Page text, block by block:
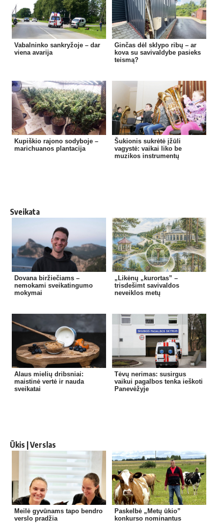
Vabalninko sankryžoje – dar
viena avarija
Ginčas dėl sklypo ribų – ar
kova su savivaldybe pasieks
teismą?
Kupiškio rajono sodyboje –
marichuanos plantacija
Šukionis sukrėtė įžūli
vagystė: vaikai liko be
muzikos instrumentų
Sveikata
Dovana biržiečiams –
nemokami sveikatingumo
mokymai
„Likėnų „kurortas” –
trisdešimt savivaldos
neveiklos metų
Alaus mielių dribsniai:
maistinė vertė ir nauda
sveikatai
Tėvų nerimas: susirgus
vaikui pagalbos tenka ieškoti
Panevėžyje
Ūkis | Verslas
Meilė gyvūnams tapo bendro
verslo pradžia
Paskelbė „Metų ūkio”
konkurso nominantus